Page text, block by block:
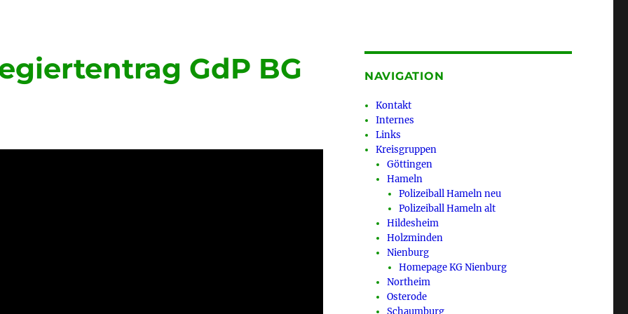
GdP BG
NAVIGATION
Kontakt
Internes
Links
Kreisgruppen
Göttingen
Hameln
Polizeiball Hameln neu
Polizeiball Hameln alt
Hildesheim
Holzminden
Nienburg
Homepage KG Nienburg
Northeim
Osterode